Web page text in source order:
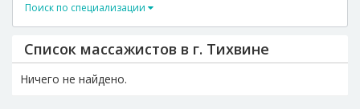
Поиск по специализации
Список массажистов в г. Тихвине
Ничего не найдено.